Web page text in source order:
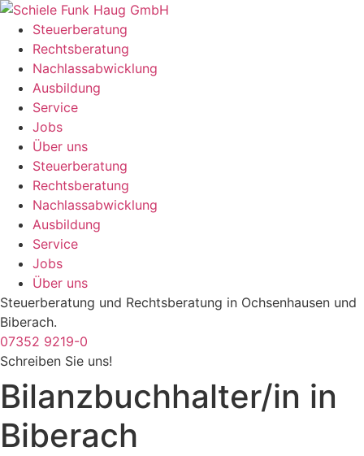
Zum
Inhalt
springen
Steuerberatung
Rechtsberatung
Nachlassabwicklung
Ausbildung
Service
Jobs
Über uns
Steuerberatung
Rechtsberatung
Nachlassabwicklung
Ausbildung
Service
Jobs
Über uns
Steuerberatung und Rechtsberatung in Ochsenhausen und
Biberach.
07352 9219-0
Schreiben Sie uns!
Bilanzbuchhalter/in in
Biberach